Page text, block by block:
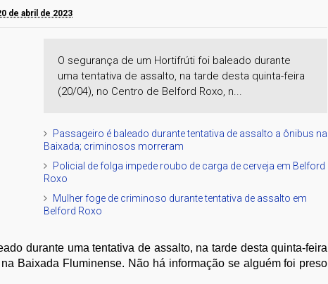
de abril de 2023
O segurança de um Hortifrúti foi baleado durante
uma tentativa de assalto, na tarde desta quinta-feira
(20/04), no Centro de Belford Roxo, n...
Passageiro é baleado durante tentativa de assalto a ônibus na
Baixada; criminosos morreram
Policial de folga impede roubo de carga de cerveja em Belford
Roxo
Mulher foge de criminoso durante tentativa de assalto em
Belford Roxo
durante uma tentativa de assalto, na tarde desta quinta-feira
Baixada Fluminense. Não há informação se alguém foi preso